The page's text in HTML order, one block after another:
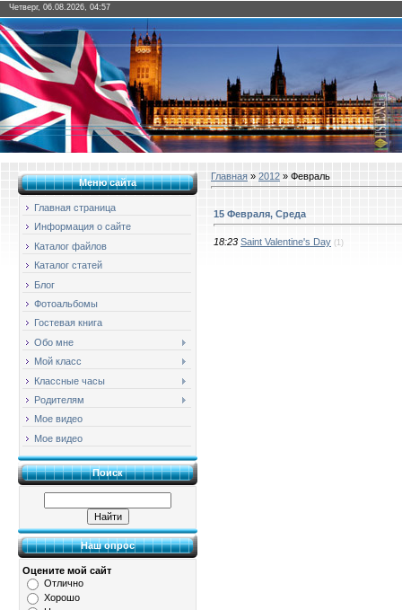
Четверг, 06.08.2026, 04:57
Меню сайта
Главная страница
Информация о сайте
Каталог файлов
Каталог статей
Блог
Фотоальбомы
Гостевая книга
Обо мне
Мой класс
Классные часы
Родителям
Мое видео
Мое видео
Поиск
Наш опрос
Оцените мой сайт
Отлично
Хорошо
Главная » 2012 » Февраль
15 Февраля, Среда
18:23 Saint Valentine's Day (1)